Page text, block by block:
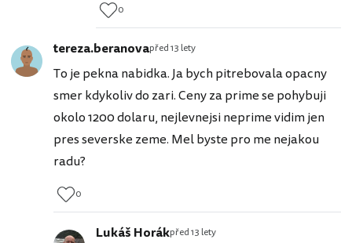
0
tereza.beranovapřed 13 lety
To je pekna nabidka. Ja bych pitrebovala opacny
smer kdykoliv do zari. Ceny za prime se pohybuji
okolo 1200 dolaru, nejlevnejsi neprime vidim jen
pres severske zeme. Mel byste pro me nejakou
radu?
0
Lukáš Horákpřed 13 lety